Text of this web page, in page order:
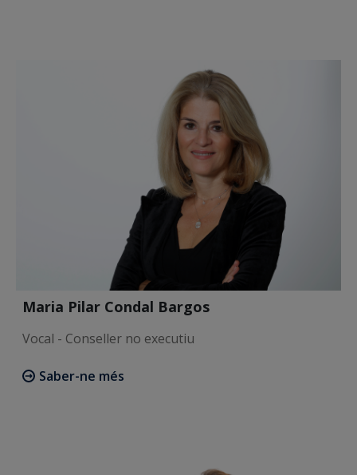
Maria Pilar Condal Bargos
Vocal - Conseller no executiu
Saber-ne més